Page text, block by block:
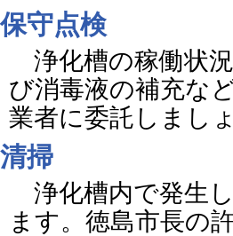
保守点検
浄化槽の稼働状
び消毒液の補充な
業者に委託しましょ
清掃
浄化槽内で発生
ます。徳島市長の